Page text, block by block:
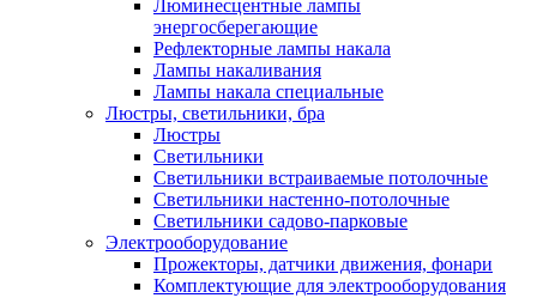
Люминесцентные лампы
энергосберегающие
Рефлекторные лампы накала
Лампы накаливания
Лампы накала специальные
Люстры, светильники, бра
Люстры
Светильники
Светильники встраиваемые потолочные
Светильники настенно-потолочные
Светильники садово-парковые
Электрооборудование
Прожекторы, датчики движения, фонари
Комплектующие для электрооборудования